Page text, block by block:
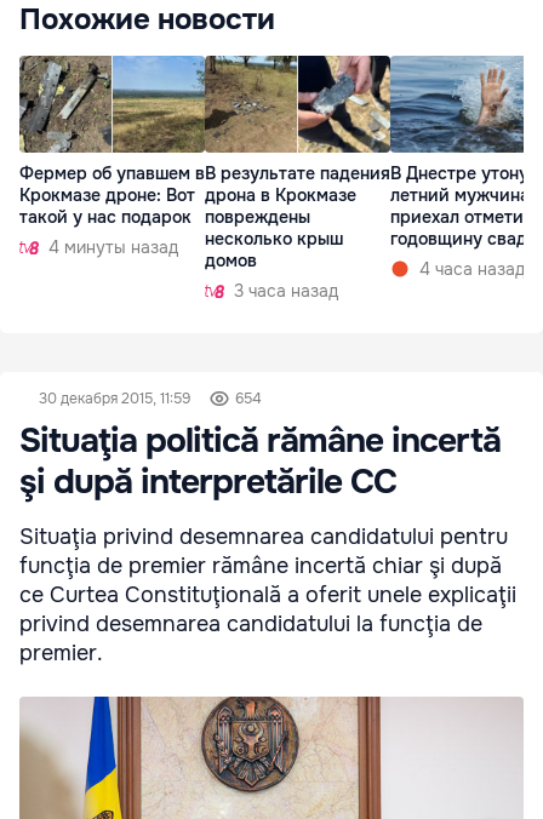
Похожие новости
Фермер об упавшем в
Крокмазе дроне: Вот
такой у нас подарок
4 минуты назад
В результате падения
дрона в Крокмазе
повреждены
несколько крыш
домов
3 часа назад
В Днестре
летний мужчина:
приехал отметить
годовщину
4 часа назад
30 декабря 2015, 11:59 654
Situaţia politică rămâne incertă
şi după interpretările CC
Situaţia privind desemnarea candidatului pentru
funcţia de premier rămâne incertă chiar şi după
ce Curtea Constituţională a oferit unele explicaţii
privind desemnarea candidatului la funcţia de
premier.